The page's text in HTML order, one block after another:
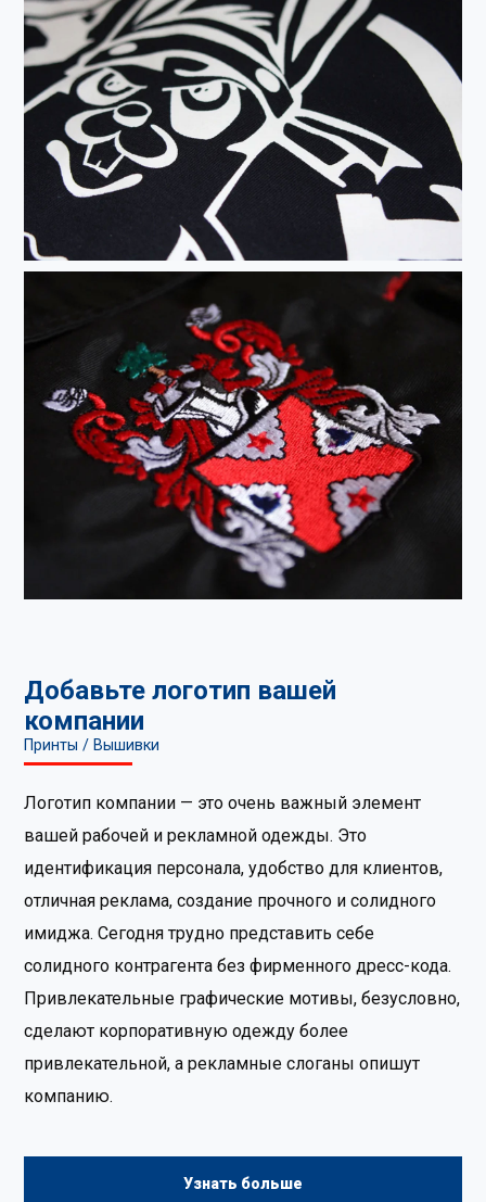
Добавьте логотип вашей
компании
Принты / Вышивки
Логотип компании — это очень важный элемент
вашей рабочей и рекламной одежды. Это
идентификация персонала, удобство для клиентов,
отличная реклама, создание прочного и солидного
имиджа. Сегодня трудно представить себе
солидного контрагента без фирменного дресс-кода.
Привлекательные графические мотивы, безусловно,
сделают корпоративную одежду более
привлекательной, а рекламные слоганы опишут
компанию.
Узнать больше